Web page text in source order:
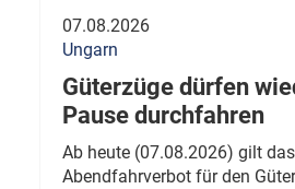
07.08.2026
Ungarn
Güterzüge dürfen
Pause durchfahren
Ab heute (07.08.2026) gilt das
Abendfahrverbot für den